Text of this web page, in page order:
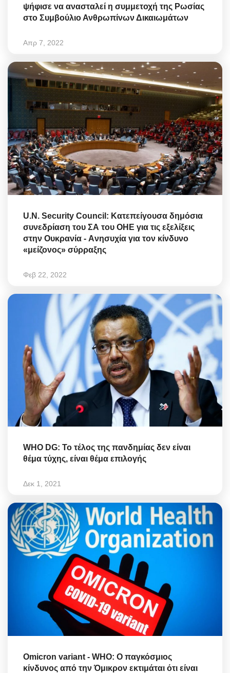
ψήφισε να ανασταλεί η συμμετοχή της Ρωσίας
στο Συμβούλιο Ανθρωπίνων Δικαιωμάτων
Απρ 7, 2022
U.N. Security Council: Κατεπείγουσα δημόσια
συνεδρίαση του ΣΑ του ΟΗΕ για τις εξελίξεις
στην Ουκρανία - Aνησυχία για τον κίνδυνο
«μείζονος» σύρραξης
Φεβ 22, 2022
WHO DG: Το τέλος της πανδημίας δεν είναι
θέμα τύχης, είναι θέμα επιλογής
Δεκ 1, 2021
Omicron variant - WHO: Ο παγκόσμιος
κίνδυνος από την Όμικρον εκτιμάται ότι είναι